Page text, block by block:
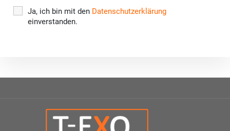
Ja, ich bin mit den Datenschutzerklärung
einverstanden.